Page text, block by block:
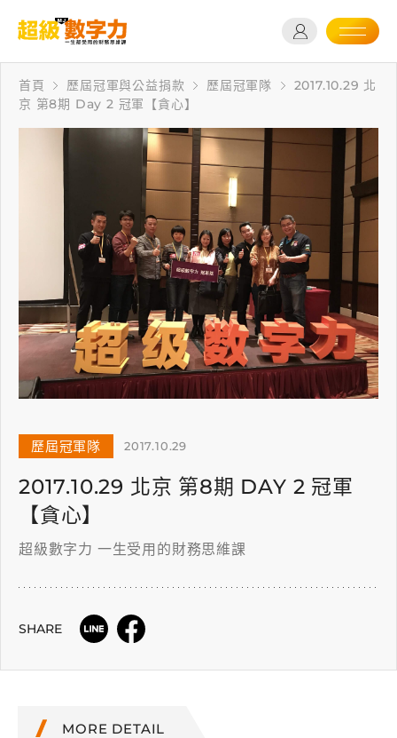
首頁 歷屆冠軍與公益捐款 歷屆冠軍隊
2017.10.29 北
京 第8期 Day 2 冠軍【貪心】
歷屆冠軍隊 2017.10.29
2017.10.29 北京 第8期 DAY 2 冠軍
【貪心】
超級數字力 一生受用的財務思維課
SHARE
MORE DETAIL